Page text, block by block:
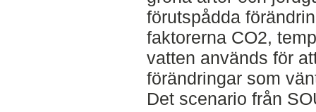
förutspådda
faktorerna CO2,
vatten används för
förändringar som
Det scenario från